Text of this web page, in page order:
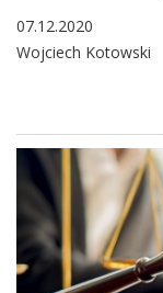
07.12.2020
Wojciech Kotowski